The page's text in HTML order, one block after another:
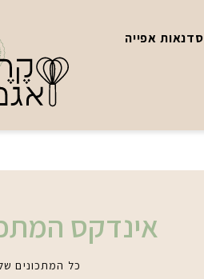
סדנאות אפייה
אינדקס
כל המתכונים